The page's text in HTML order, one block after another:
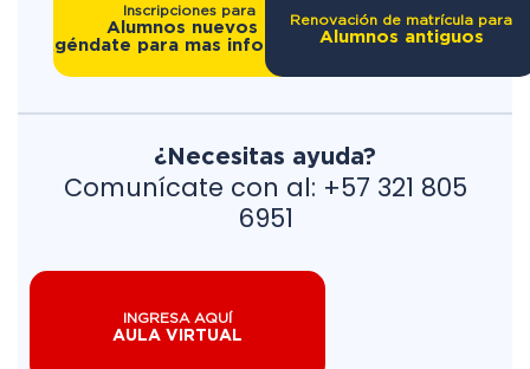
Inscripciones para
Alumnos nuevos -
Agéndate para mas información
Renovación de matrícula para
Alumnos antiguos
¿Necesitas ayuda?
Comunícate con al: +57 321 805
6951
INGRESA AQUÍ
AULA VIRTUAL